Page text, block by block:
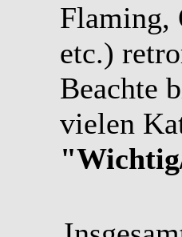
Flaming,
etc.)
Beachte
vielen